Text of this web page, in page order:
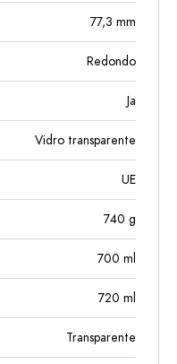
77,3 mm
Redondo
Ja
Vidro transparente
UE
740 g
700 ml
720 ml
Transparente